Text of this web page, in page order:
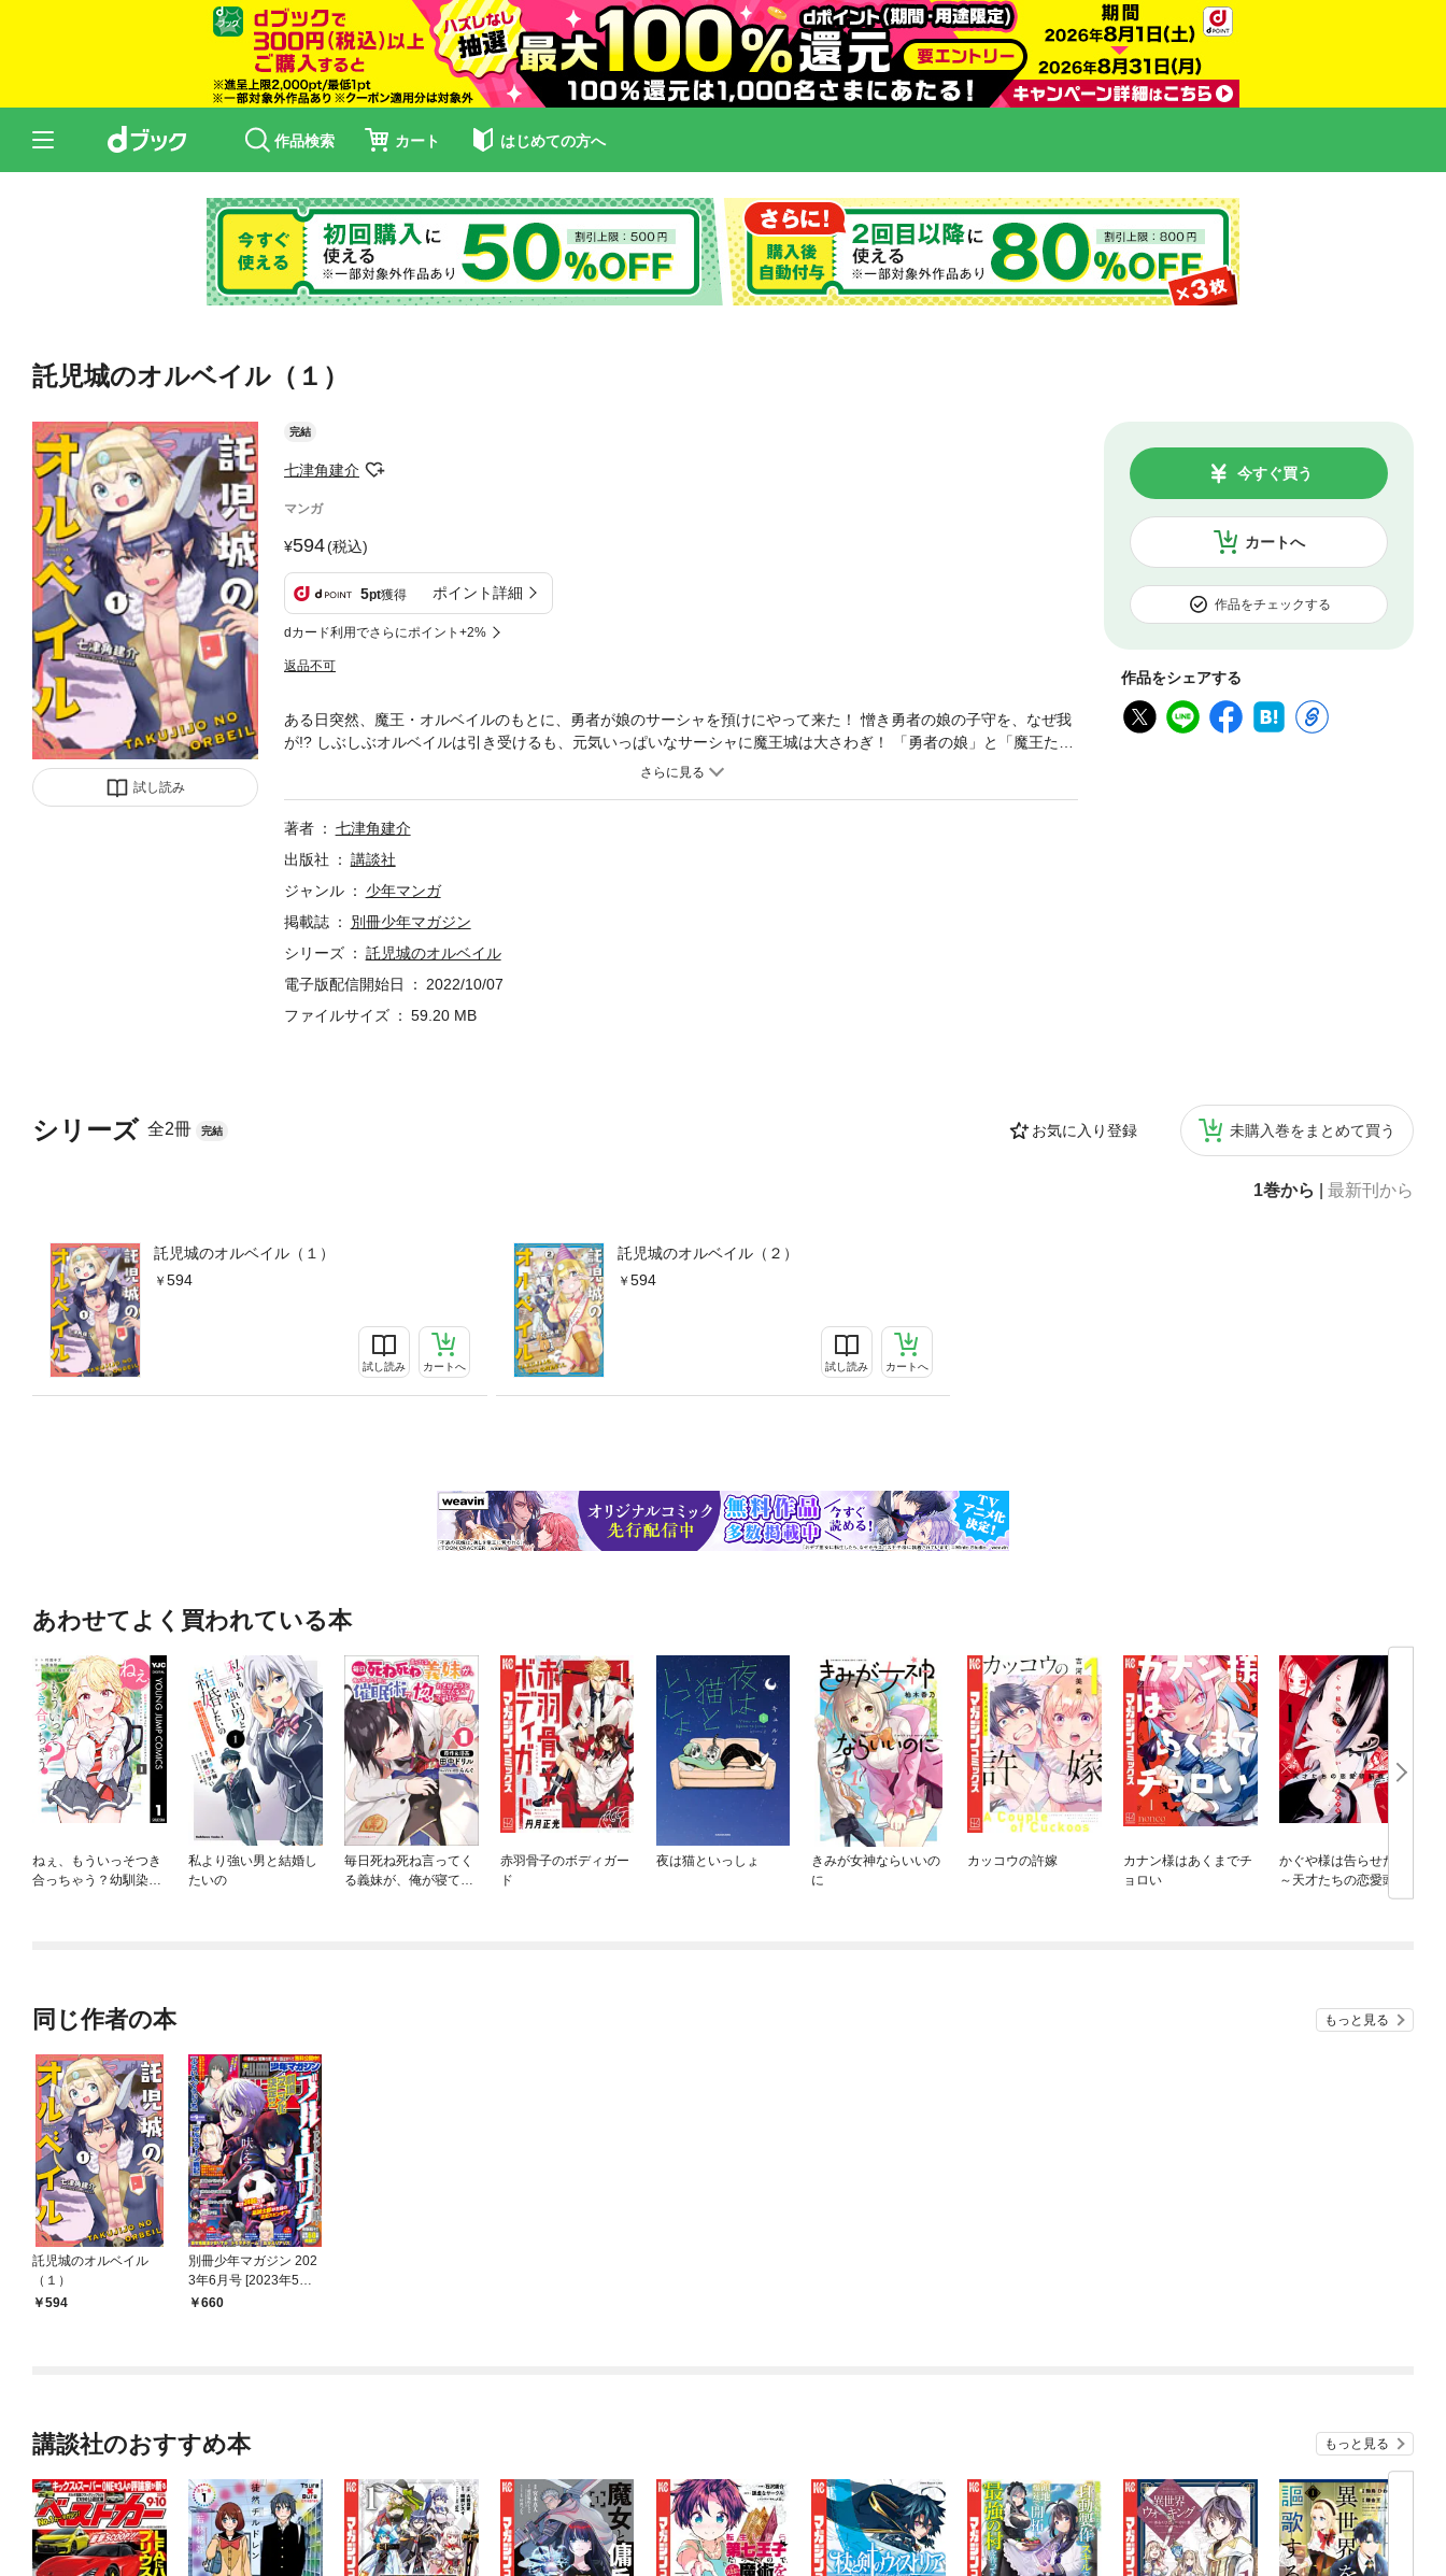
作品検索 カート はじめての方へ
託児城のオルベイル（１）
試し読み
完結
七津角建介
マンガ
594(税込)
5pt獲得 ポイント詳細
dカード利用でさらにポイント+2%
返品不可
カートへ
今すぐ買う
作品をチェックする
作品をシェアする
シリーズ 全2冊 完結 お気に入り登録 未購入巻をまとめて買う
1巻から 最新刊から
託児城のオルベイル（１）
594
試し読み カートへ
託児城のオルベイル（２）
594
試し読み カートへ
ある日突然、魔王・オルベイルのもとに、勇者が娘のサーシャを預けにやって来た！ 憎き勇者の娘の子守を、なぜ我
が!? しぶしぶオルベイルは引き受けるも、元気いっぱいなサーシャに魔王城は大さわぎ！ 「勇者の娘」と「魔王た
ち」のドタバタ魔王城ホームコメディ開幕！ある日突然、魔王・オルベイルのもとに、勇者が娘のサーシャを預けに
著者
七津角建介
出版社
講談社
ジャンル
少年マンガ
掲載誌
別冊少年マガジン
シリーズ
託児城のオルベイル
電子版配信開始日
2022/10/07
ファイルサイズ
59.20 MB
あわせてよく買われている本
ねぇ、もういっそつき
合っちゃう？幼馴染の
私より強い男と結婚し
たいの
毎日死ね死ね言ってく
る義妹が、俺が寝てい
赤羽骨子のボディガー
ド
夜は猫といっしょ
きみが女神ならいいの
に
カッコウの許嫁
カナン様はあくまでチ
ョロい
かぐや様は告らせたい
～天才たちの恋愛頭脳
同じ作者の本 もっと見る
託児城のオルベイル
（１）
594
別冊少年マガジン 202
3年6月号 [2023年5月9
日発売]
660
講談社のおすすめ本 もっと見る